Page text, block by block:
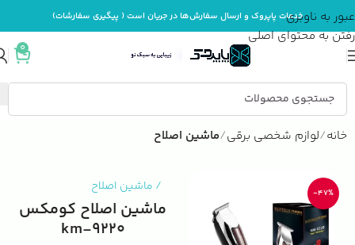
عبور به ناوبری
رفتن به محتوای اصلی
خدمات پاپروک و ارسال سفارش‌ها در جریان است ( پیگیری سفارشات)
0
خانه لوازم شخصی برقی ماشین اصلاح
-47%
/ ماشین اصلاح
ماشین اصلاح کومکس
km-9220